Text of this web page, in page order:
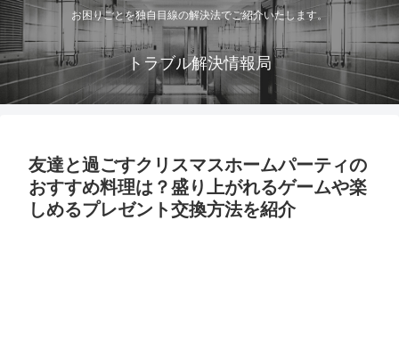
お困りごとを独自目線の解決法でご紹介いたします。
トラブル解決情報局
友達と過ごすクリスマスホームパーティの
おすすめ料理は？盛り上がれるゲームや楽
しめるプレゼント交換方法を紹介